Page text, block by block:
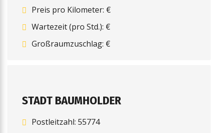
Preis pro Kilometer: €
Wartezeit (pro Std.): €
Großraumzuschlag: €
STADT BAUMHOLDER
Postleitzahl: 55774